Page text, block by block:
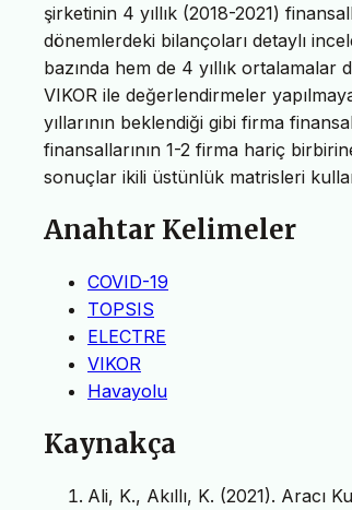
şirketinin 4 yıllık (2018-2021)
dönemlerdeki bilançoları detaylı
bazında hem de 4 yıllık
VIKOR ile değerlendirmeler
yıllarının beklendiği gibi firma
finansallarının 1-2 firma hariç
sonuçlar ikili üstünlük matrisleri
Anahtar Kelimeler
COVID-19
TOPSIS
ELECTRE
VIKOR
Havayolu
Kaynakça
Ali, K., Akıllı, K. (2021). Aracı